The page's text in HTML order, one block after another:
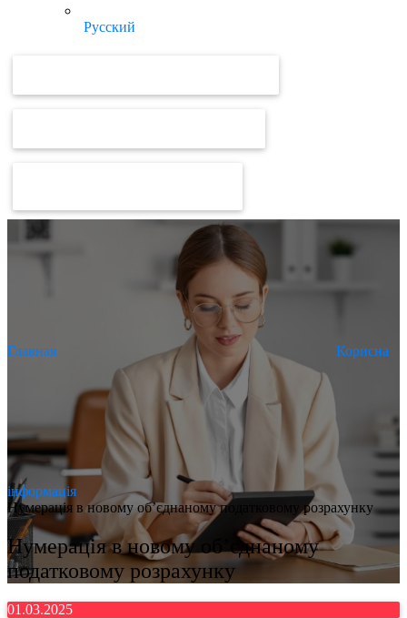
Русский
Главная Корисна
інформація
Нумерація в новому об’єднаному податковому розрахунку
Нумерація в новому об’єднаному
податковому розрахунку
01.03.2025